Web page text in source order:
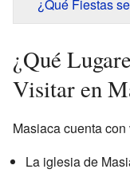
¿Qué Fiestas
¿Qué
Visitar en
Masiaca cuenta
La iglesia de